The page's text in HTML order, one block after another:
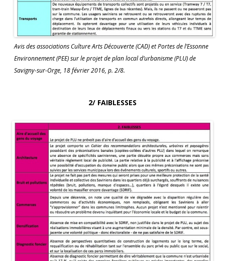
Avis des associations Culture Arts Découverte (CAD) et Portes de l’Essonne
Environnement (PEE) sur le projet de plan local d’urbanisme (PLU) de
Savigny-sur-Orge, 18 février 2016, p. 2/8.
2/ FAIBLESSES